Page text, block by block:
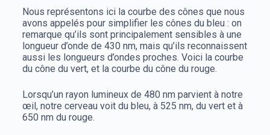
Nous représentons ici la courbe des cônes que nous
avons appelés pour simplifier les cônes du bleu : on
remarque qu’ils sont principalement sensibles à une
longueur d’onde de 430 nm, mais qu’ils reconnaissent
aussi les longueurs d’ondes proches. Voici la courbe
du cône du vert, et la courbe du cône du rouge.
Lorsqu’un rayon lumineux de 480 nm parvient à notre
œil, notre cerveau voit du bleu, à 525 nm, du vert et à
650 nm du rouge.